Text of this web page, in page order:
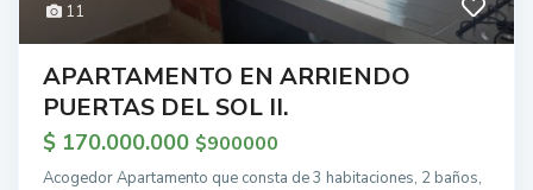
11
APARTAMENTO EN ARRIENDO
PUERTAS DEL SOL II.
$ 170.000.000 $900000
Acogedor Apartamento que consta de 3 habitaciones, 2 baños,